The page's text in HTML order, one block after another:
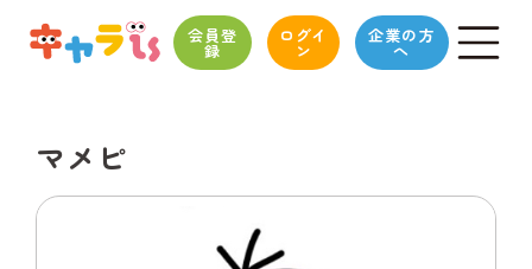
会員登
録
ログイ
ン
企業の方
へ
マメピ